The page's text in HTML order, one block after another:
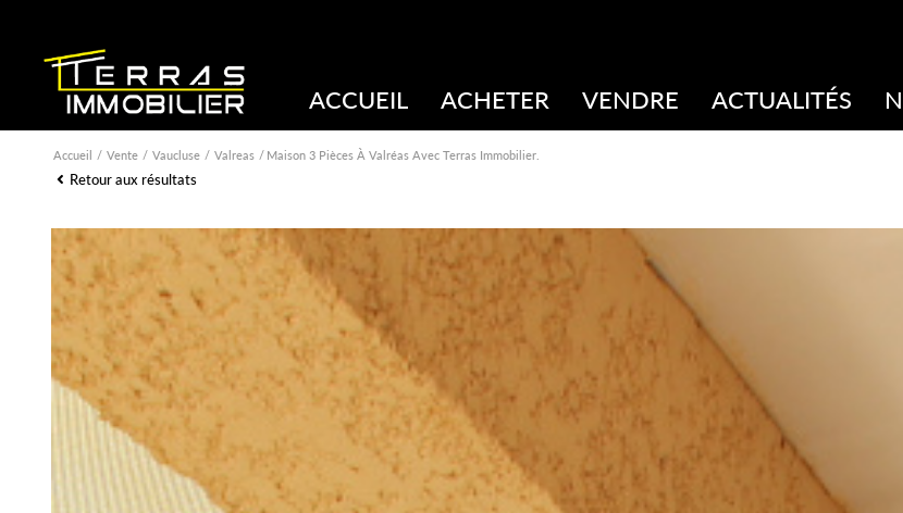
ACCUEIL ACHETER VENDRE ACTUALITÉS
Accueil Vente Vaucluse Valreas Maison 3 Pièces À Valréas Avec Terras Immobilier.
Retour aux résultats